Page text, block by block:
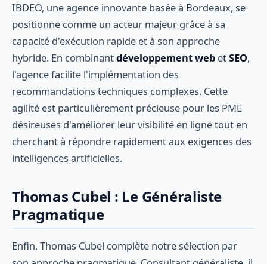
IBDEO, une agence innovante basée à Bordeaux, se
positionne comme un acteur majeur grâce à sa
capacité d'exécution rapide et à son approche
hybride. En combinantdéveloppement web etSEO,
l'agence facilite l'implémentation des
recommandations techniques complexes. Cette
agilité est particulièrement précieuse pour les PME
désireuses d'améliorer leur visibilité en ligne tout en
cherchant à répondre rapidement aux exigences des
intelligences artificielles.
Thomas Cubel : Le Généraliste
Pragmatique
Enfin, Thomas Cubel complète notre sélection par